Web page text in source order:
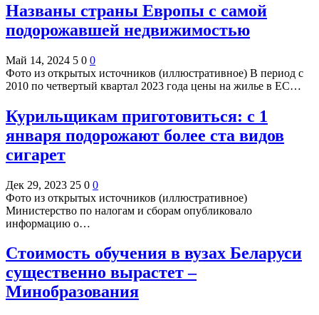
Названы страны Европы с самой
подорожавшей недвижимостью
Май 14, 2024 5 0 0
Фото из открытых источников (иллюстративное) В период с
2010 по четвертый квартал 2023 года цены на жилье в ЕС…
Курильщикам приготовиться: с 1
января подорожают более ста видов
сигарет
Дек 29, 2023 25 0 0
Фото из открытых источников (иллюстративное)
Министерство по налогам и сборам опубликовало
информацию о…
Стоимость обучения в вузах Беларуси
существенно вырастет –
Минобразования